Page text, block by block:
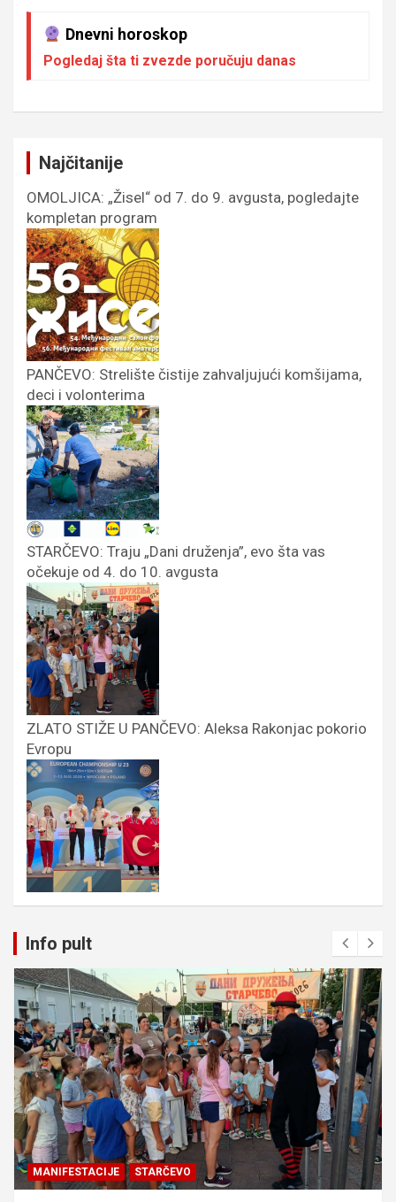
Dnevni horoskop
Pogledaj šta ti zvezde poručuju danas
Najčitanije
OMOLJICA: „Žisel“ od 7. do 9. avgusta, pogledajte
kompletan program
PANČEVO: Strelište čistije zahvaljujući komšijama,
deci i volonterima
STARČEVO: Traju „Dani druženja”, evo šta vas
očekuje od 4. do 10. avgusta
ZLATO STIŽE U PANČEVO: Aleksa Rakonjac pokorio
Evropu
Info pult
MANIFESTACIJE STARČEVO